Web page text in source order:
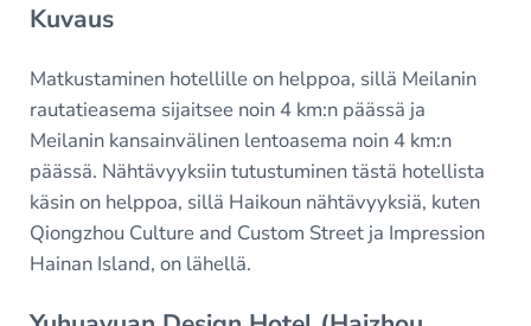
Kuvaus
Matkustaminen hotellille on helppoa, sillä Meilanin
rautatieasema sijaitsee noin 4 km:n päässä ja
Meilanin kansainvälinen lentoasema noin 4 km:n
päässä. Nähtävyyksiin tutustuminen tästä hotellista
käsin on helppoa, sillä Haikoun nähtävyyksiä, kuten
Qiongzhou Culture and Custom Street ja Impression
Hainan Island, on lähellä.